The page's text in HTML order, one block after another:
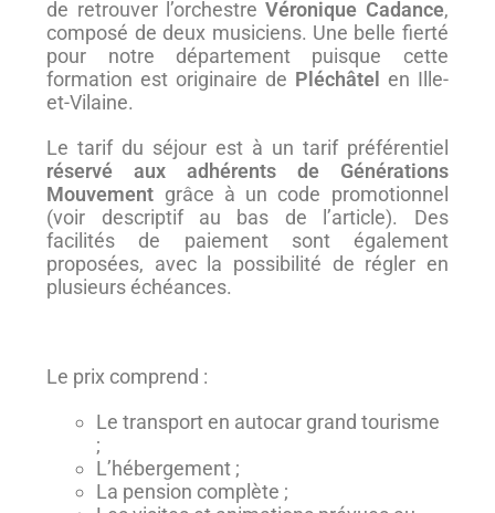
de retrouver l’orchestreVéronique Cadance,
composé de deux musiciens. Une belle fierté
pour notre département puisque cette
formation est originaire de Pléchâtel en Ille-
et-Vilaine.
Le tarif du séjour est à un tarif préférentiel
réservé aux adhérents de Générations
Mouvement grâce à un code promotionnel
(voir descriptif au bas de l’article). Des
facilités de paiement sont également
proposées, avec la possibilité de régler en
plusieurs échéances.
Le prix comprend :
Le transport en autocar grand tourisme
;
L’hébergement ;
La pension complète ;